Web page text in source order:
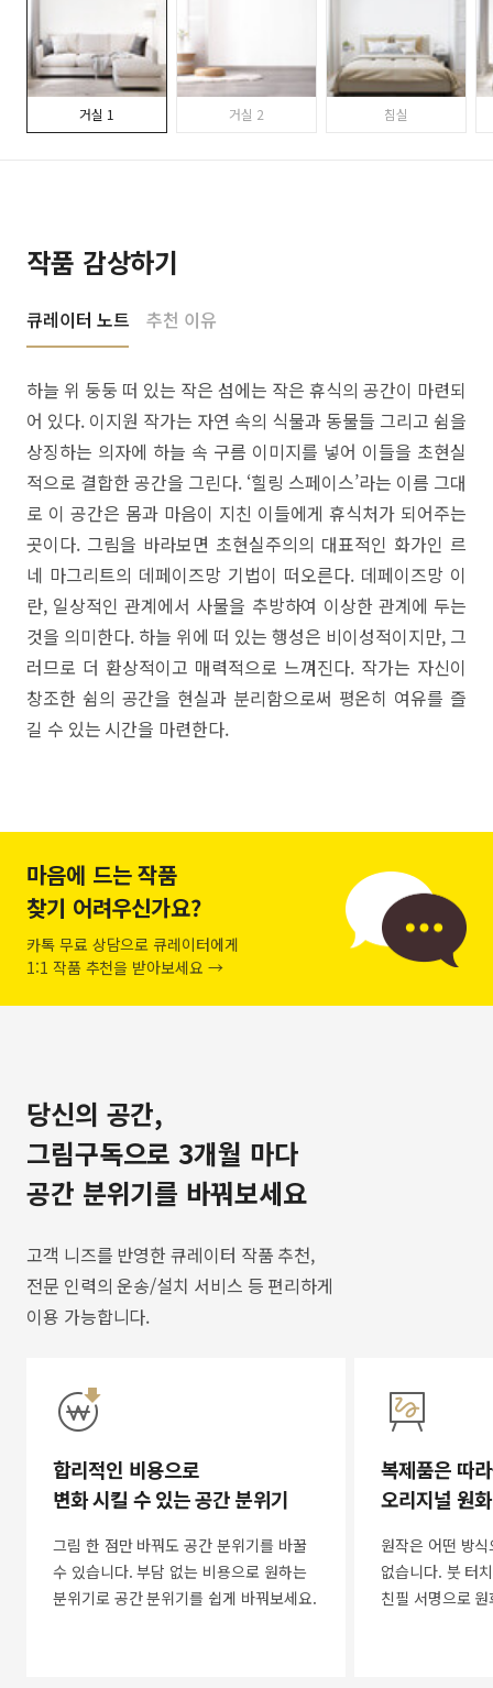
거실 1 거실 2 침실
작품 감상하기
큐레이터 노트 추천 이유
하늘 위 둥둥 떠 있는 작은 섬에는 작은 휴식의 공간이 마련되
어 있다. 이지원 작가는 자연 속의 식물과 동물들 그리고 쉼을
상징하는 의자에 하늘 속 구름 이미지를 넣어 이들을 초현실
적으로 결합한 공간을 그린다. ‘힐링 스페이스’라는 이름 그대
로 이 공간은 몸과 마음이 지친 이들에게 휴식처가 되어주는
곳이다. 그림을 바라보면 초현실주의의 대표적인 화가인 르
네 마그리트의 데페이즈망 기법이 떠오른다. 데페이즈망 이
란, 일상적인 관계에서 사물을 추방하여 이상한 관계에 두는
것을 의미한다. 하늘 위에 떠 있는 행성은 비이성적이지만, 그
러므로 더 환상적이고 매력적으로 느껴진다. 작가는 자신이
창조한 쉼의 공간을 현실과 분리함으로써 평온히 여유를 즐
길 수 있는 시간을 마련한다.
마음에 드는 작품
찾기 어려우신가요?
카톡 무료 상담으로 큐레이터에게
1:1 작품 추천을 받아보세요 →
당신의 공간,
그림구독으로 3개월 마다
공간 분위기를 바꿔보세요
고객 니즈를 반영한 큐레이터 작품 추천,
전문 인력의 운송/설치 서비스 등 편리하게
이용 가능합니다.
합리적인 비용으로
변화 시킬 수 있는 공간 분위기
그림 한 점만 바꿔도 공간 분위기를 바꿀
수 있습니다. 부담 없는 비용으로 원하는
분위기로 공간 분위기를 쉽게 바꿔보세요.
복제품은 따
오리지널 원
원작은 어떤 방
없습니다. 붓 터
친필 서명으로